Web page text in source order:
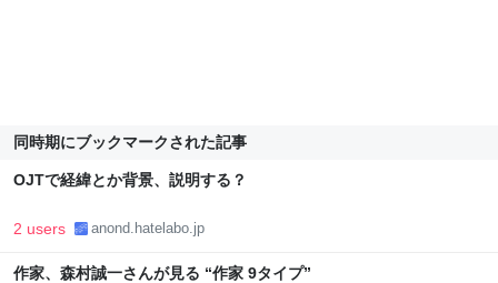
同時期にブックマークされた記事
OJTで経緯とか背景、説明する？
2 users anond.hatelabo.jp
作家、森村誠一さんが見る “作家 9タイプ”